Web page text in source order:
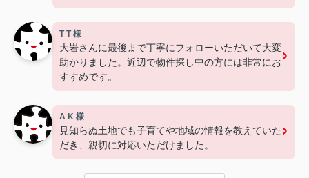
T T 様
大岩さんに最後まで丁寧にフォローいただいて大変
助かりました。近辺で物件探し中の方には非常にお
すすめです。
A K 様
見知らぬ土地でも子育てや地域の情報を教えていた
だき、親切に対応いただけました。